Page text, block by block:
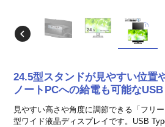
24.5型スタンドが見やすい位置
ノートPCへの給電も可能な
見やすい高さや角度に調節できる「フリ
型ワイド液晶ディスプレイです。USB